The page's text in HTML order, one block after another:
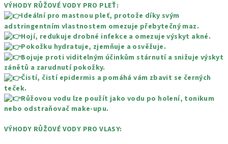
VÝHODY RŮŽOVÉ VODY PRO PLEŤ:
Ideální pro mastnou pleť, protože díky svým
adstringentním vlastnostem omezuje přebytečný maz.
Hojí, redukuje drobné infekce a omezuje výskyt akné.
Pokožku hydratuje, zjemňuje a osvěžuje.
Bojuje proti viditelným účinkům stárnutí a snižuje výskyt
zánětů a zarudnutí pokožky.
Čistí, čistí epidermis a pomáhá vám zbavit se černých
teček.
Růžovou vodu lze použít jako vodu po holení, tonikum
nebo odstraňovač make-upu.
VÝHODY RŮŽOVÉ VODY PRO VLASY: